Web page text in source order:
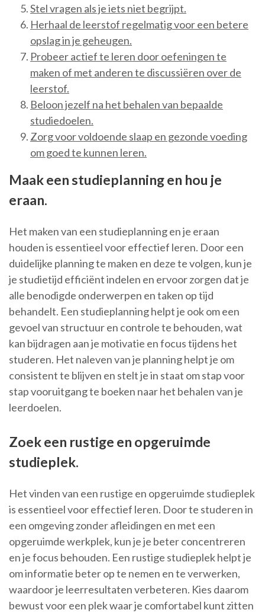
Stel vragen als je iets niet begrijpt.
Herhaal de leerstof regelmatig voor een betere
opslag in je geheugen.
Probeer actief te leren door oefeningen te
maken of met anderen te discussiëren over de
leerstof.
Beloon jezelf na het behalen van bepaalde
studiedoelen.
Zorg voor voldoende slaap en gezonde voeding
om goed te kunnen leren.
Maak een studieplanning en hou je
eraan.
Het maken van een studieplanning en je eraan
houden is essentieel voor effectief leren. Door een
duidelijke planning te maken en deze te volgen, kun je
je studietijd efficiënt indelen en ervoor zorgen dat je
alle benodigde onderwerpen en taken op tijd
behandelt. Een studieplanning helpt je ook om een
gevoel van structuur en controle te behouden, wat
kan bijdragen aan je motivatie en focus tijdens het
studeren. Het naleven van je planning helpt je om
consistent te blijven en stelt je in staat om stap voor
stap vooruitgang te boeken naar het behalen van je
leerdoelen.
Zoek een rustige en opgeruimde
studieplek.
Het vinden van een rustige en opgeruimde studieplek
is essentieel voor effectief leren. Door te studeren in
een omgeving zonder afleidingen en met een
opgeruimde werkplek, kun je je beter concentreren
en je focus behouden. Een rustige studieplek helpt je
om informatie beter op te nemen en te verwerken,
waardoor je leerresultaten verbeteren. Kies daarom
bewust voor een plek waar je comfortabel kunt zitten